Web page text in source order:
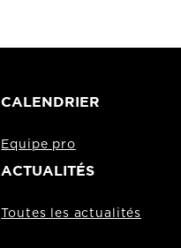
CALENDRIER
Equipe pro
ACTUALITÉS
Toutes les actualités